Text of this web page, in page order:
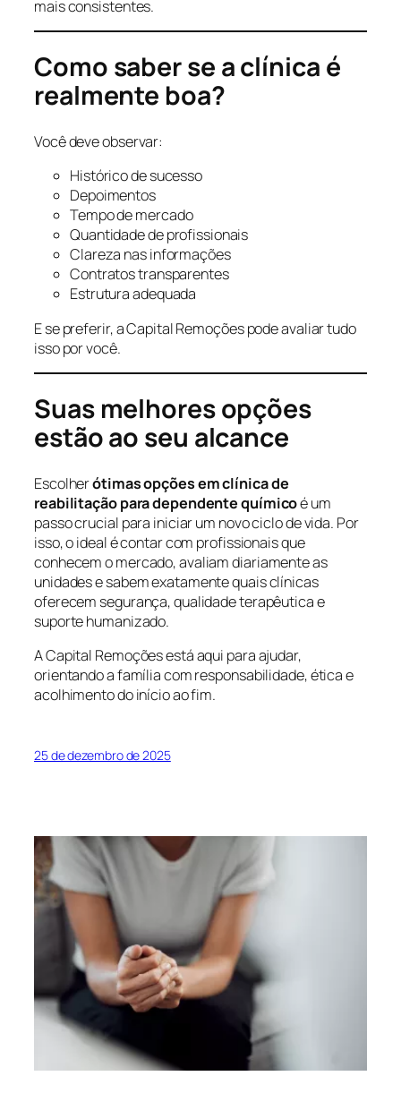
mais consistentes.
Como saber se a clínica é
realmente boa?
Você deve observar:
Histórico de sucesso
Depoimentos
Tempo de mercado
Quantidade de profissionais
Clareza nas informações
Contratos transparentes
Estrutura adequada
E se preferir, a Capital Remoções pode avaliar tudo
isso por você.
Suas melhores opções
estão ao seu alcance
Escolherótimas opções em clínica de
reabilitação para dependente químicoé um
passo crucial para iniciar um novo ciclo de vida. Por
isso, o ideal é contar com profissionais que
conhecem o mercado, avaliam diariamente as
unidades e sabem exatamente quais clínicas
oferecem segurança, qualidade terapêutica e
suporte humanizado.
A Capital Remoções está aqui para ajudar,
orientando a família com responsabilidade, ética e
acolhimento do início ao fim.
25 de dezembro de 2025